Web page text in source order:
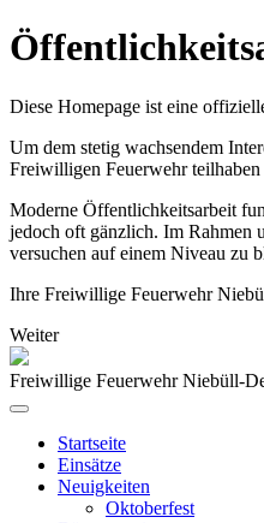
Diese Homepage ist eine
Um dem stetig wachsendem
Freiwilligen Feuerwehr teilhaben
Moderne Öffentlichkeitsarbeit
jedoch oft gänzlich. Im Rahmen
versuchen auf einem Niveau zu
Ihre Freiwillige Feuerwehr
Weiter
Freiwillige Feuerwehr Niebüll-
Startseite
Einsätze
Neuigkeiten
Oktoberfest